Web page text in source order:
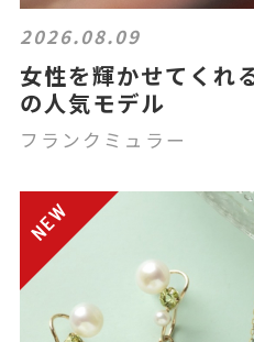
2026.08.09
女性を輝かせてくれ
の人気モデル
フランクミュラー